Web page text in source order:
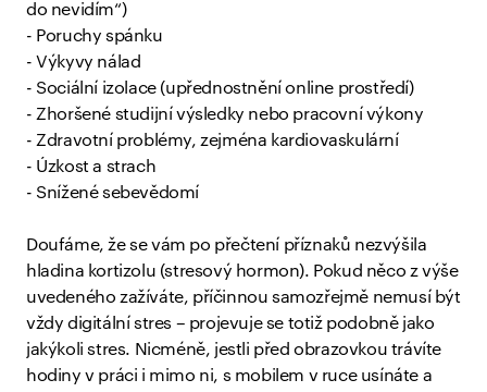
do nevidím“)
- Poruchy spánku
- Výkyvy nálad
- Sociální izolace (upřednostnění online prostředí)
- Zhoršené studijní výsledky nebo pracovní výkony
- Zdravotní problémy, zejména kardiovaskulární
- Úzkost a strach
- Snížené sebevědomí
Doufáme, že se vám po přečtení příznaků nezvýšila
hladina kortizolu (stresový hormon). Pokud něco z výše
uvedeného zažíváte, příčinnou samozřejmě nemusí být
vždy digitální stres – projevuje se totiž podobně jako
jakýkoli stres. Nicméně, jestli před obrazovkou trávíte
hodiny v práci i mimo ni, s mobilem v ruce usínáte a